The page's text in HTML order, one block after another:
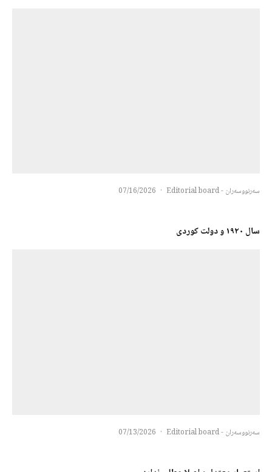
سەرنووسەران - Editorial board ·
07/16/2026
سال ١٩٢٠ و دولت کوردی
سەرنووسەران - Editorial board ·
07/13/2026